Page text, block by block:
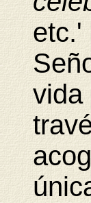
etc.'
vida